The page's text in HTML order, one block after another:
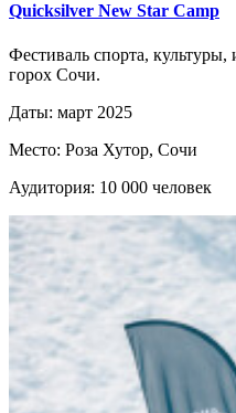
Quicksilver New Star Camp
Фестиваль спорта,
горох Сочи.
Даты: март 2025
Место: Роза Хутор, Сочи
Аудитория: 10 000 человек